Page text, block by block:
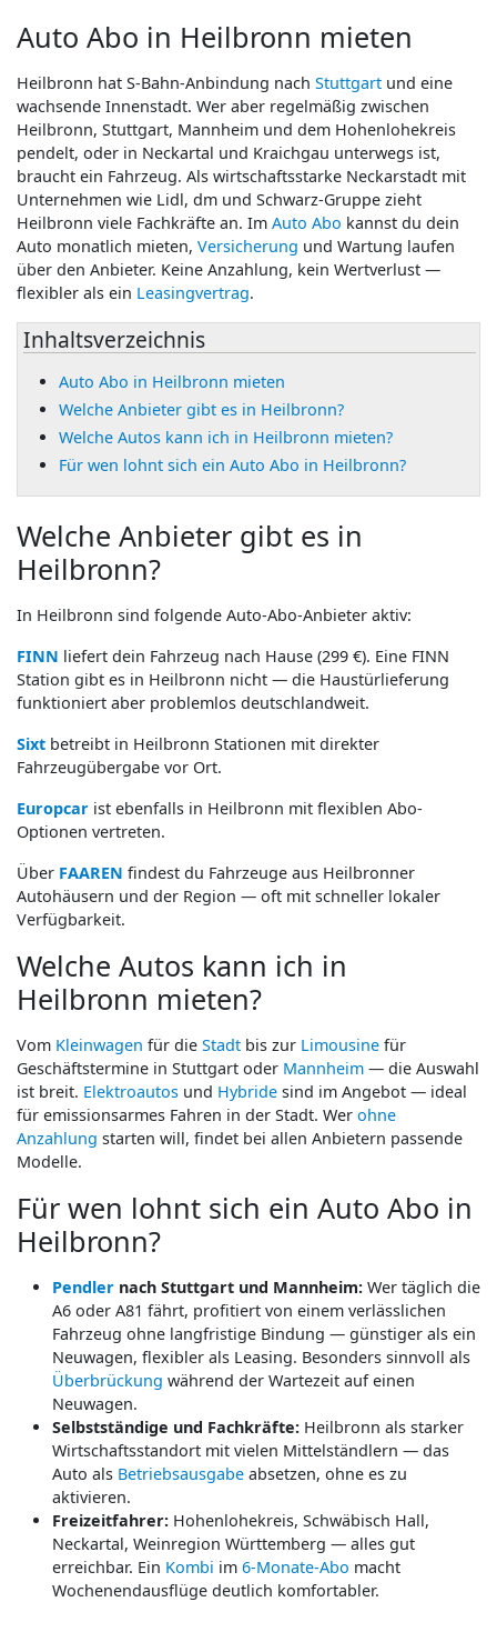
Auto Abo in Heilbronn mieten
Heilbronn hat S-Bahn-Anbindung nach Stuttgart und eine
wachsende Innenstadt. Wer aber regelmäßig zwischen
Heilbronn, Stuttgart, Mannheim und dem Hohenlohekreis
pendelt, oder in Neckartal und Kraichgau unterwegs ist,
braucht ein Fahrzeug. Als wirtschaftsstarke Neckarstadt mit
Unternehmen wie Lidl, dm und Schwarz-Gruppe zieht
Heilbronn viele Fachkräfte an. Im Auto Abo kannst du dein
Auto monatlich mieten, Versicherung und Wartung laufen
über den Anbieter. Keine Anzahlung, kein Wertverlust —
flexibler als ein Leasingvertrag.
Inhaltsverzeichnis
Auto Abo in Heilbronn mieten
Welche Anbieter gibt es in Heilbronn?
Welche Autos kann ich in Heilbronn mieten?
Für wen lohnt sich ein Auto Abo in Heilbronn?
Welche Anbieter gibt es in
Heilbronn?
In Heilbronn sind folgende Auto-Abo-Anbieter aktiv:
FINN liefert dein Fahrzeug nach Hause (299 €). Eine FINN
Station gibt es in Heilbronn nicht — die Haustürlieferung
funktioniert aber problemlos deutschlandweit.
Sixt betreibt in Heilbronn Stationen mit direkter
Fahrzeugübergabe vor Ort.
Europcar ist ebenfalls in Heilbronn mit flexiblen Abo-
Optionen vertreten.
Über FAAREN findest du Fahrzeuge aus Heilbronner
Autohäusern und der Region — oft mit schneller lokaler
Verfügbarkeit.
Welche Autos kann ich in
Heilbronn mieten?
Vom Kleinwagen für die Stadt bis zur Limousine für
Geschäftstermine in Stuttgart oder Mannheim — die Auswahl
ist breit. Elektroautos und Hybride sind im Angebot — ideal
für emissionsarmes Fahren in der Stadt. Wer ohne
Anzahlung starten will, findet bei allen Anbietern passende
Modelle.
Für wen lohnt sich ein Auto Abo in
Heilbronn?
Pendler nach Stuttgart und Mannheim: Wer täglich die
A6 oder A81 fährt, profitiert von einem verlässlichen
Fahrzeug ohne langfristige Bindung — günstiger als ein
Neuwagen, flexibler als Leasing. Besonders sinnvoll als
Überbrückung während der Wartezeit auf einen
Neuwagen.
Selbstständige und Fachkräfte: Heilbronn als starker
Wirtschaftsstandort mit vielen Mittelständlern — das
Auto als Betriebsausgabe absetzen, ohne es zu
aktivieren.
Freizeitfahrer: Hohenlohekreis, Schwäbisch Hall,
Neckartal, Weinregion Württemberg — alles gut
erreichbar. Ein Kombi im 6-Monate-Abo macht
Wochenendausflüge deutlich komfortabler.